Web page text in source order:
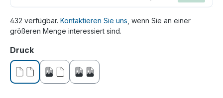
432 verfügbar. Kontaktieren Sie uns , wenn Sie an einer
größeren Menge interessiert sind.
Druckauswählen
ohne Druckeinseitig bedrucktbeidseitig bedruckt